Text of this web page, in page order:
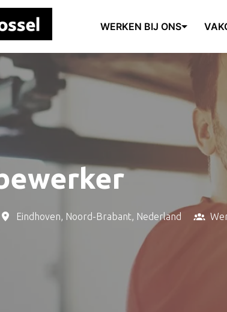
WERKEN BIJ ONS
Eindhoven, Noord-Brabant, Nederland